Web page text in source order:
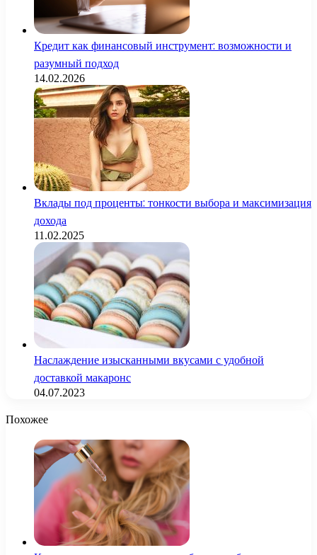
Кредит как финансовый инструмент: возможности и
разумный подход
14.02.2026
Вклады под проценты: тонкости выбора и максимизация
дохода
11.02.2025
Наслаждение изысканными вкусами с удобной
доставкой макаронс
04.07.2023
Похожее